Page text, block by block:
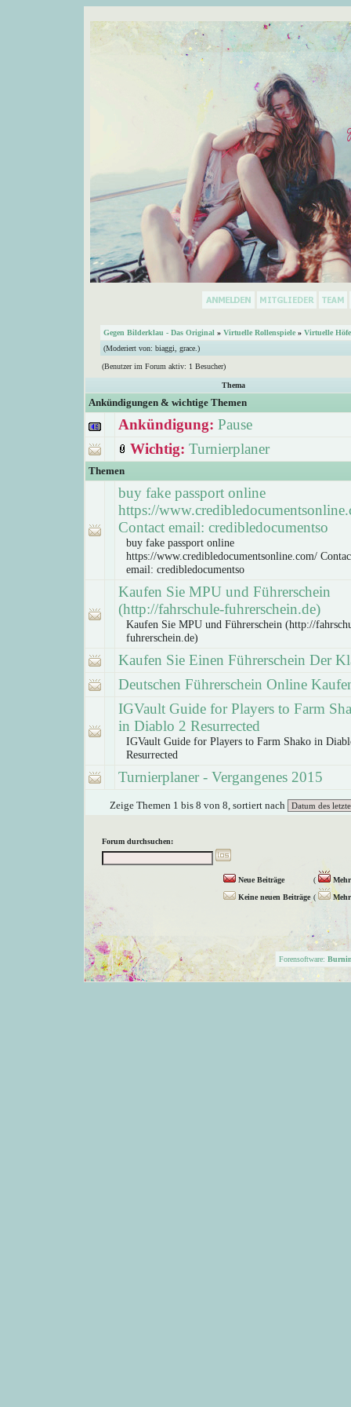
Gegen Bilderklau - Das Original » Virtuelle Rollenspiele » Virtuelle Höfe
(Moderiert von: biaggi grace. )
(Benutzer im Forum aktiv: 1 Besucher)
Thema
Ankündigungen & wichtige Themen
Ankündigung: Pause
Wichtig: Turnierplaner
Themen
buy fake passport online
https://
Contact email: credibledocumentso
buy fake passport online
https://www.credibledocumentsonline.com/
email: credibledocumentso
Kaufen Sie MPU und Führerschein
(http://fahrschule-fuhrerschein.de)
Kaufen Sie MPU und Führerschein (http://
fuhrerschein.de)
Kaufen Sie Einen Führerschein Der
Deutschen Führerschein Online
IGVault Guide for Players to Farm
in Diablo 2 Resurrected
IGVault Guide for Players to Farm Shako in
Resurrected
Turnierplaner - Vergangenes 2015
Zeige Themen 1 bis 8 von 8, sortiert nach
Forum durchsuchen:
Neue Beiträge (
Keine neuen Beiträge (
Forensoftware: